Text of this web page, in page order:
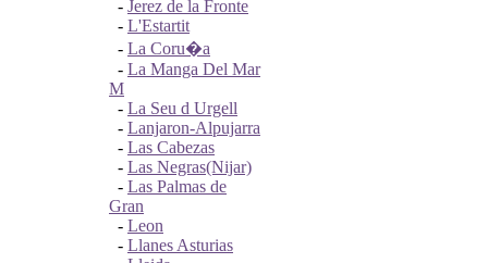
- Jerez de la Fronte
- L'Estartit
- La Coru�a
- La Manga Del Mar
M
- La Seu d Urgell
- Lanjaron-Alpujarra
- Las Cabezas
- Las Negras(Nijar)
- Las Palmas de
Gran
- Leon
- Llanes Asturias